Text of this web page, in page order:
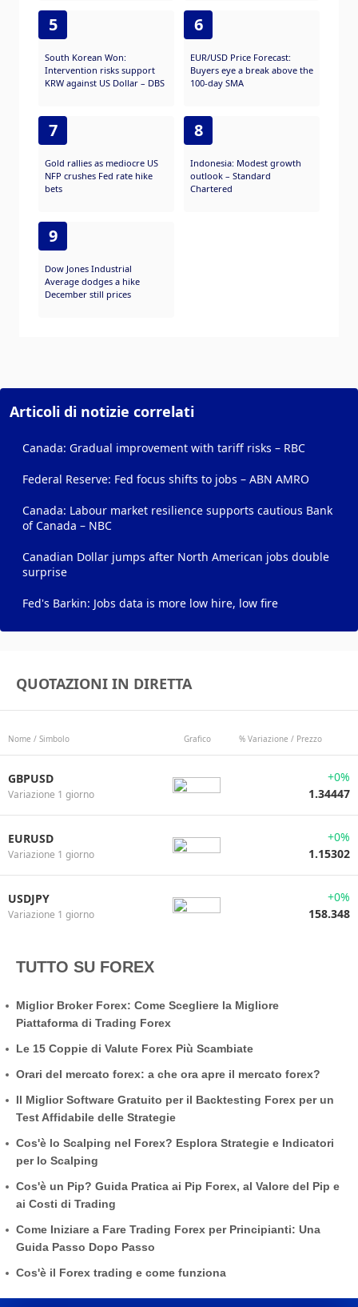
5
South Korean Won:
Intervention risks support
KRW against US Dollar – DBS
6
EUR/USD Price Forecast:
Buyers eye a break above the
100-day SMA
7
Gold rallies as mediocre US
NFP crushes Fed rate hike
bets
8
Indonesia: Modest growth
outlook – Standard
Chartered
9
Dow Jones Industrial
Average dodges a hike
December still prices
Articoli di notizie correlati
Canada: Gradual improvement with tariff risks – RBC
Federal Reserve: Fed focus shifts to jobs – ABN AMRO
Canada: Labour market resilience supports cautious Bank
of Canada – NBC
Canadian Dollar jumps after North American jobs double
surprise
Fed's Barkin: Jobs data is more low hire, low fire
QUOTAZIONI IN DIRETTA
Nome / Simbolo Grafico % Variazione / Prezzo
GBPUSD
Variazione 1 giorno
+0%
1.34447
EURUSD
Variazione 1 giorno
+0%
1.15302
USDJPY
Variazione 1 giorno
+0%
158.348
TUTTO SU FOREX
Miglior Broker Forex: Come Scegliere la Migliore
Piattaforma di Trading Forex
Le 15 Coppie di Valute Forex Più Scambiate
Orari del mercato forex: a che ora apre il mercato forex?
Il Miglior Software Gratuito per il Backtesting Forex per un
Test Affidabile delle Strategie
Cos'è lo Scalping nel Forex? Esplora Strategie e Indicatori
per lo Scalping
Cos'è un Pip? Guida Pratica ai Pip Forex, al Valore del Pip e
ai Costi di Trading
Come Iniziare a Fare Trading Forex per Principianti: Una
Guida Passo Dopo Passo
Cos'è il Forex trading e come funziona